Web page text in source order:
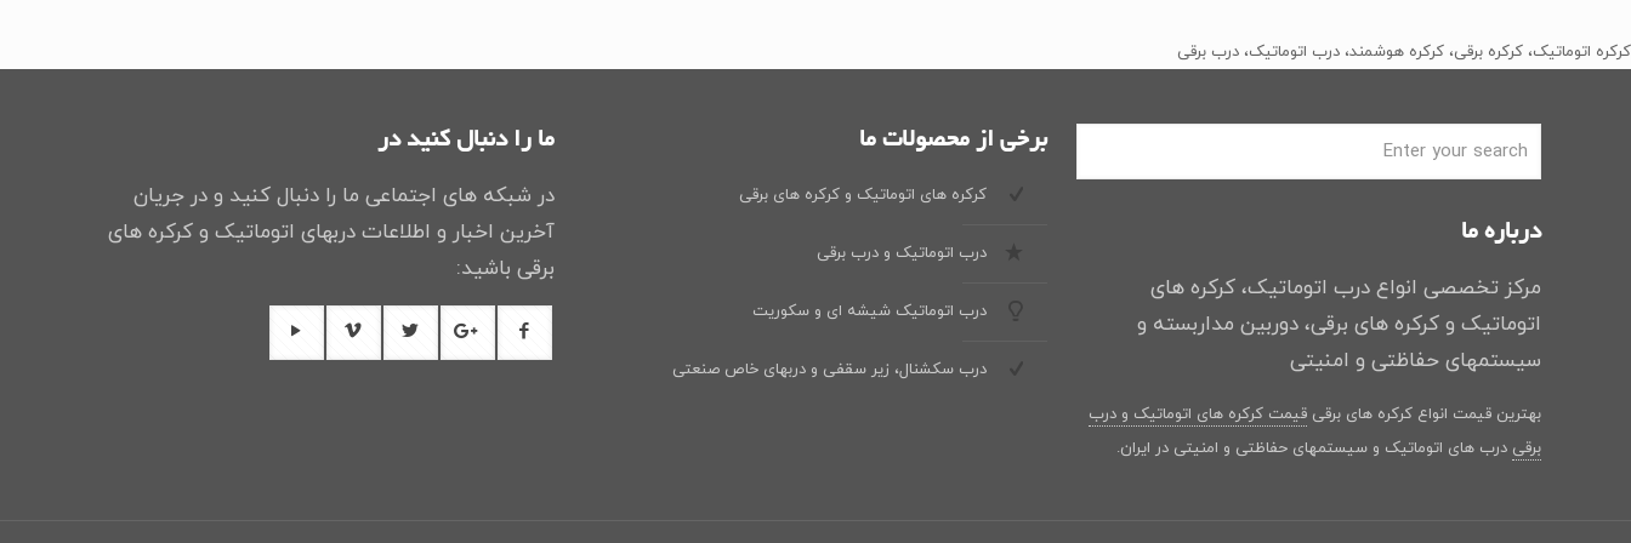
بود. است.
بود. است.
کرکره اتوماتیک، کرکره برقی، کرکره هوشمند، درب اتوماتیک، درب برقی
درباره ما
مرکز تخصصی انواع درب اتوماتیک، کرکره های
اتوماتیک و کرکره های برقی، دوربین مداربسته و
سیستمهای حفاظتی و امنیتی
بهترین قیمت انواع کرکره های برقی قیمت کرکره های اتوماتیک و درب
برقی درب های اتوماتیک و سیستمهای حفاظتی و امنیتی در ایران.
برخی از محصولات ما
کرکره های اتوماتیک و کرکره های برقی
درب اتوماتیک و درب برقی
درب اتوماتیک شیشه ای و سکوریت
درب سکشنال، زیر سقفی و دربهای خاص صنعتی
ما را دنبال کنید در
در شبکه های اجتماعی ما را دنبال کنید و در جریان
آخرین اخبار و اطلاعات دربهای اتوماتیک و کرکره های
برقی باشید: